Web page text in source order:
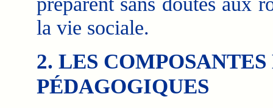
la vie sociale.
2. LES
PÉDAGOGIQUES